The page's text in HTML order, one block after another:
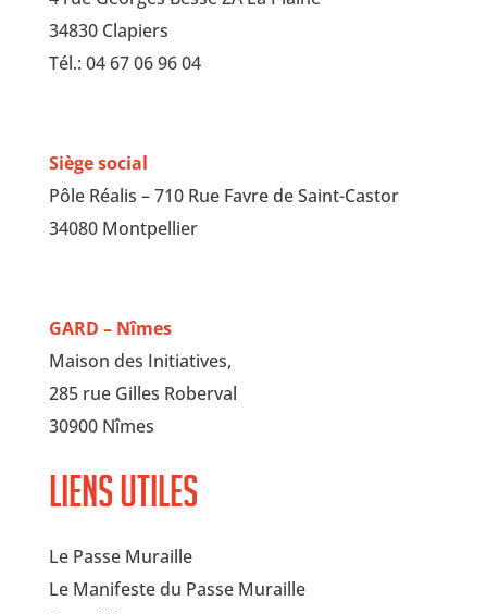
34830 Clapiers
Tél.: 04 67 06 96 04
Siège social
Pôle Réalis – 710 Rue Favre de Saint-Castor
34080 Montpellier
GARD – Nîmes
Maison des Initiatives,
285 rue Gilles Roberval
30900 Nîmes
Liens utiles
Le Passe Muraille
Le Manifeste du Passe Muraille